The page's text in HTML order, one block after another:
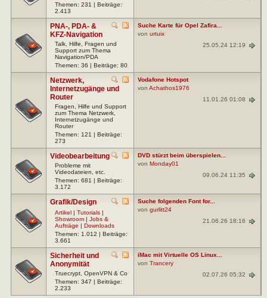
Themen: 231 | Beiträge:
2.413
PNA-, PDA- &
KFZ-Navigation
Talk, Hilfe, Fragen und
Support zum Thema
Navigation/PDA
Themen: 36 | Beiträge: 80
Suche Karte für Opel Zafira...
von urtuix
25.05.24 12:19
Netzwerk,
Internetzugänge und
Router
Fragen, Hilfe und Support
zum Thema Netzwerk,
Internetzugänge und
Router
Themen: 121 | Beiträge:
273
Vodafone Hotspot
von Achathos1976
11.01.26 01:08
Videobearbeitung
Probleme mit
Videodateien, etc.
Themen: 681 | Beiträge:
3.172
DVD stürzt beim überspielen...
von Monday01
09.06.24 11:35
Grafik/Design
Artikel | Tutorials |
Showroom | Jobs &
Aufträge | Downloads
Themen: 1.012 | Beiträge:
3.661
Suche folgenden Font for...
von gurlitt24
21.06.26 18:16
Sicherheit und
Anonymität
Truecrypt, OpenVPN & Co
Themen: 347 | Beiträge:
2.233
iMac mit Virtuelle OS Linux...
von Trancery
02.07.26 05:32